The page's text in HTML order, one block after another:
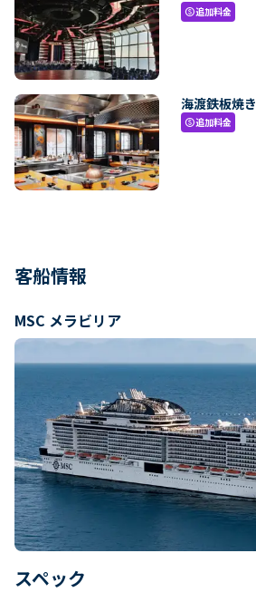
paid追加料金
海渡鉄板焼き
paid追加料金
客船情報
MSC メラビリア
スペック